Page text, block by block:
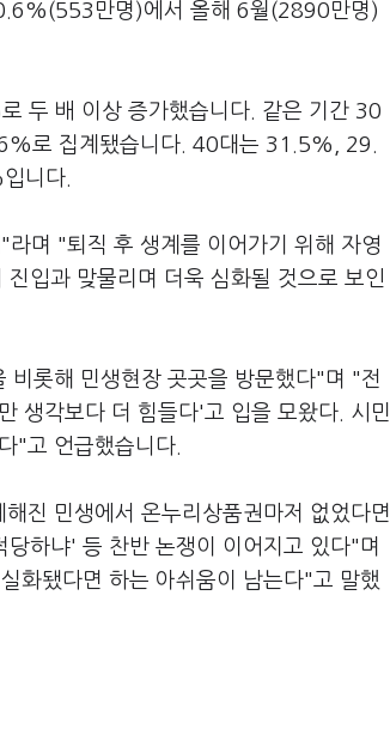
만명)에서 올해 6월(2890만명)
두 배 이상 증가했습니다. 같은 기간 30
로 집계됐습니다. 40대는 31.5%, 29.
니다.
며 "퇴직 후 생계를 이어가기 위해 자영
입과 맞물리며 더욱 심화될 것으로 보인
비롯해 민생현장 곳곳을 방문했다"며 "전
생각보다 더 힘들다'고 입을 모왔다. 시민
"고 언급했습니다.
진 민생에서 온누리상품권마저 없었다면
하냐' 등 찬반 논쟁이 이어지고 있다"며
화됐다면 하는 아쉬움이 남는다"고 말했